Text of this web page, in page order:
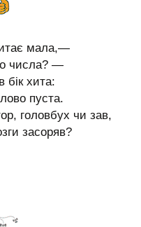
мала,—
числа? —
бік хита:
пуста.
головбух чи зав,
засоряв?